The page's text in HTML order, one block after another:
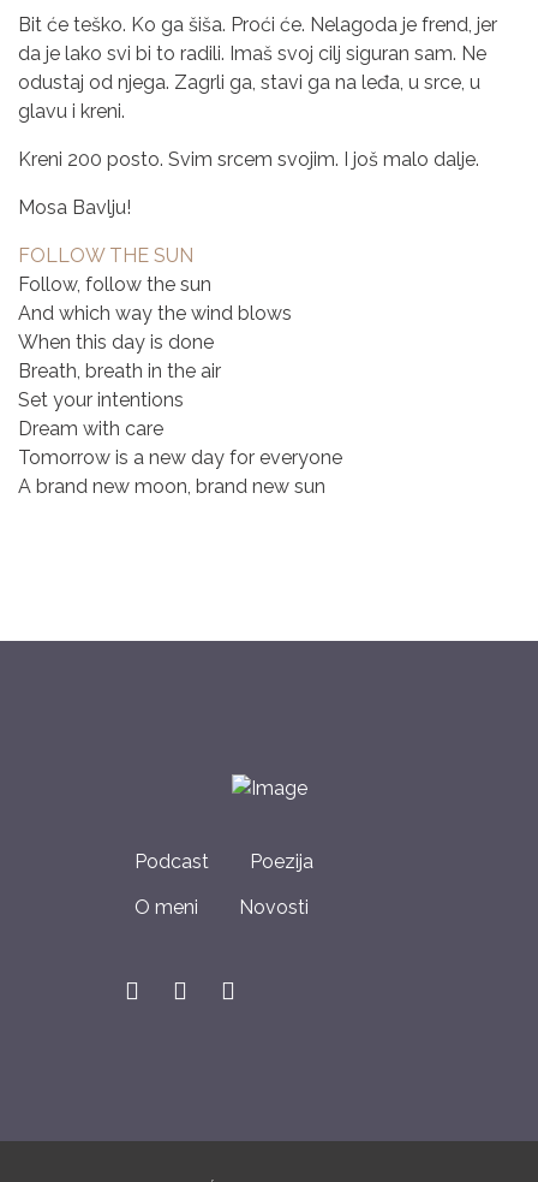
Bit će teško. Ko ga šiša. Proći će. Nelagoda je frend, jer
da je lako svi bi to radili. Imaš svoj cilj siguran sam. Ne
odustaj od njega. Zagrli ga, stavi ga na leđa, u srce, u
glavu i kreni.
Kreni 200 posto. Svim srcem svojim. I još malo dalje.
Mosa Bavlju!
FOLLOW THE SUN
Follow, follow the sun
And which way the wind blows
When this day is done
Breath, breath in the air
Set your intentions
Dream with care
Tomorrow is a new day for everyone
A brand new moon, brand new sun
Podcast
Poezija
O meni
Novosti